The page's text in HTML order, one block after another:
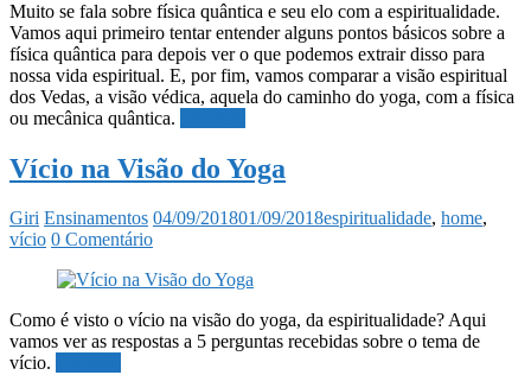
Muito se fala sobre física quântica e seu elo com a espiritualidade.
Vamos aqui primeiro tentar entender alguns pontos básicos sobre a
física quântica para depois ver o que podemos extrair disso para
nossa vida espiritual. E, por fim, vamos comparar a visão espiritual
dos Vedas, a visão védica, aquela do caminho do yoga, com a física
ou mecânica quântica.
Vício na Visão do Yoga
Giri Ensinamentos 04/09/201801/09/2018espiritualidade, home,
vício 0 Comentário
Como é visto o vício na visão do yoga, da espiritualidade? Aqui
vamos ver as respostas a 5 perguntas recebidas sobre o tema de
vício.